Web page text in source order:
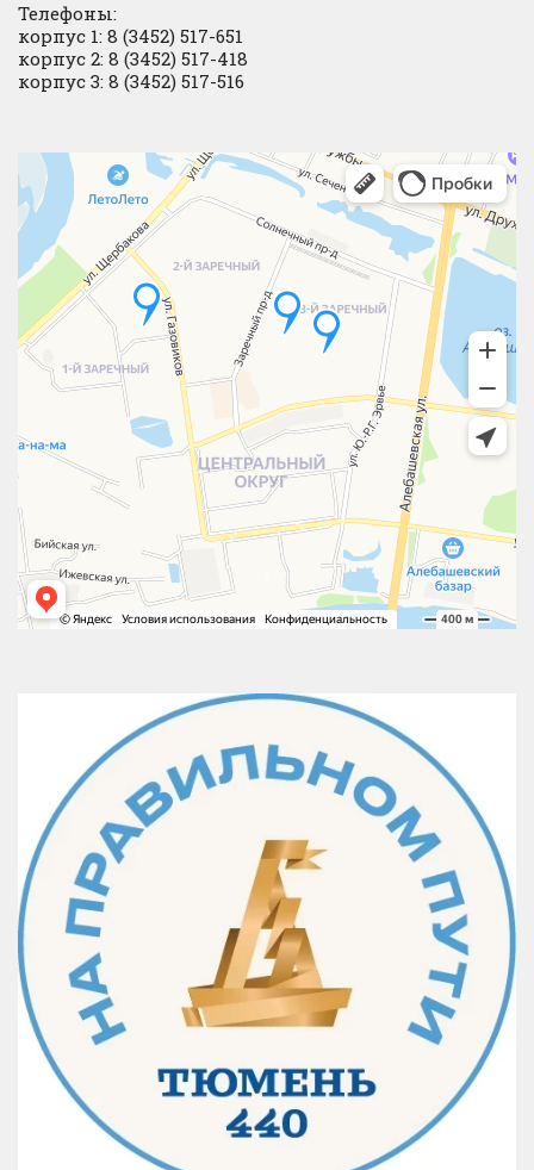
Телефоны:
корпус 1: 8 (3452) 517-651
корпус 2: 8 (3452) 517-418
корпус 3: 8 (3452) 517-516